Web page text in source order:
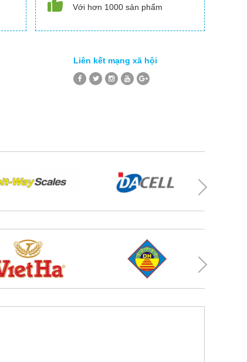
Với hơn 1000 sản phẩm
Liên kết mạng xã hội